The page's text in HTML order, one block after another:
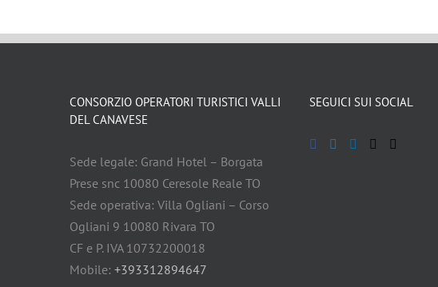
CONSORZIO OPERATORI TURISTICI VALLI
DEL CANAVESE
Sede legale: Grand Hotel – Borgata
Prese snc 10080 Ceresole Reale TO
Sede operativa: Villa Ogliani – Corso
Ogliani 9 10080 Rivara TO
CF e P. IVA 10732200018
Mobile: +393312894647
SEGUICI SUI SOCIAL